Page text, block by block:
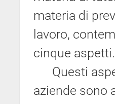
materia di
lavoro,
cinque aspetti.
Questi
aziende sono